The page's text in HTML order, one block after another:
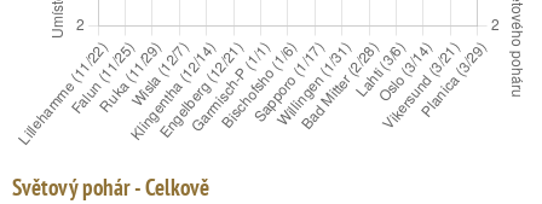
Světový pohár - Celkově